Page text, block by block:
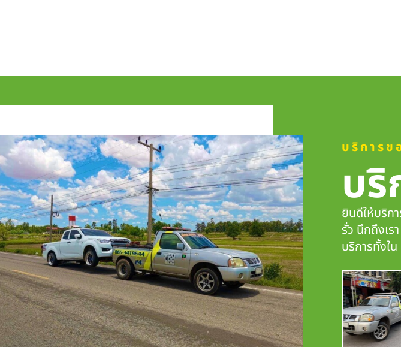
บริการข
บริ
ยินดีให้บริก
รั่ว นึกถึงเรา
บริการทั้งใ